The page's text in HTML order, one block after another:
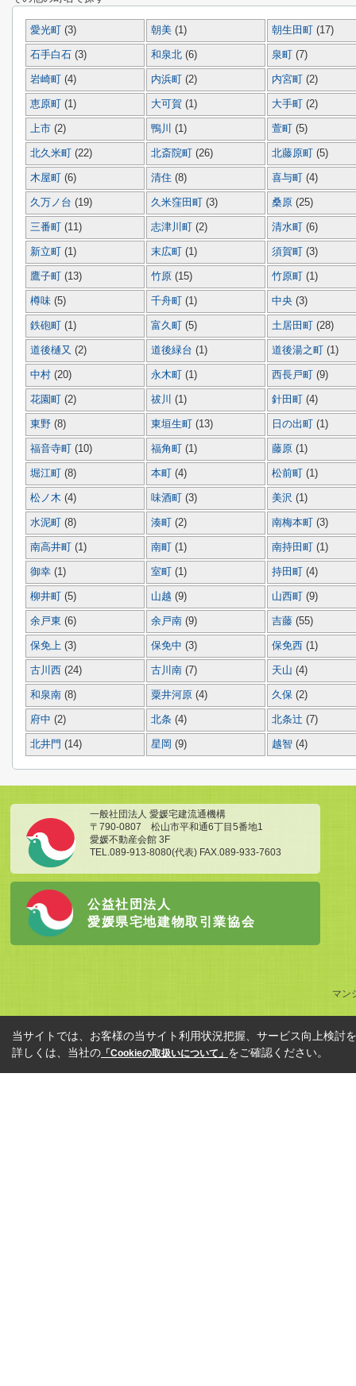
愛光町 (3) 朝美 (1) 朝生田町 (17)
石手白石 (3) 和泉北 (6) 泉町 (7)
岩崎町 (4) 内浜町 (2) 内宮町 (2)
恵原町 (1) 大可賀 (1) 大手町 (2)
上市 (2) 鴨川 (1) 萱町 (5)
北久米町 (22) 北斎院町 (26) 北藤原町 (5)
木屋町 (6) 清住 (8) 喜与町 (4)
久万ノ台 (19) 久米窪田町 (3) 桑原 (25)
三番町 (11) 志津川町 (2) 清水町 (6)
新立町 (1) 末広町 (1) 須賀町 (3)
鷹子町 (13) 竹原 (15) 竹原町 (1)
樽味 (5) 千舟町 (1) 中央 (3)
鉄砲町 (1) 富久町 (5) 土居田町 (28)
道後樋又 (2) 道後緑台 (1) 道後湯之町 (1)
中村 (20) 永木町 (1) 西長戸町 (9)
花園町 (2) 祓川 (1) 針田町 (4)
東野 (8) 東垣生町 (13) 日の出町 (1)
福音寺町 (10) 福角町 (1) 藤原 (1)
堀江町 (8) 本町 (4) 松前町 (1)
松ノ木 (4) 味酒町 (3) 美沢 (1)
水泥町 (8) 湊町 (2) 南梅本町 (3)
南高井町 (1) 南町 (1) 南持田町 (1)
御幸 (1) 室町 (1) 持田町 (4)
柳井町 (5) 山越 (9) 山西町 (9)
余戸東 (6) 余戸南 (9) 吉藤 (55)
保免上 (3) 保免中 (3) 保免西 (1)
古川西 (24) 古川南 (7) 天山 (4)
和泉南 (8) 粟井河原 (4) 久保 (2)
府中 (2) 北条 (4) 北条辻 (7)
北井門 (14) 星岡 (9) 越智 (4)
一般社団法人 愛媛宅建流通機構
〒790-0807 松山市平和通6丁目5番地1
愛媛不動産会館 3F
TEL.089-913-8080(代表) FAX.089-933-7603
公益社団法人
愛媛県宅地建物取引業協会
マン
当サイトでは、お客様の当サイト利用状況把握、サービス向上検討
詳しくは、当社の 「Cookieの取扱いについて」 をご確認ください。